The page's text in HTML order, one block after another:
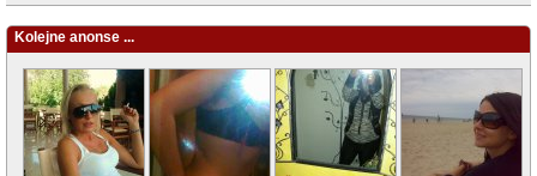
Kolejne anonse ...